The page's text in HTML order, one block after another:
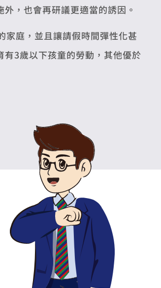
，也會再研議更適當的誘因。
家庭，並且讓請假時間彈性化甚
3歲以下孩童的勞動，其他優於